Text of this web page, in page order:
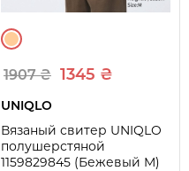
1907 ₴ 1345 ₴
UNIQLO
Вязаный свитер UNIQLO
полушерстяной
1159829845 (Бежевый M)